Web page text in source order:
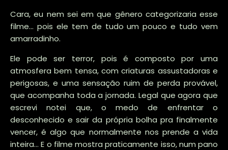
Cara, eu nem sei em que gênero categorizaria esse
filme... pois ele tem de tudo um pouco e tudo vem
amarradinho.
Ele pode ser terror, pois é composto por uma
atmosfera bem tensa, com criaturas assustadoras e
perigosas, e uma sensação ruim de perda provável,
que acompanha toda a jornada. Legal que agora que
escrevi notei que, o medo de enfrentar o
desconhecido e sair da própria bolha pra finalmente
vencer, é algo que normalmente nos prende a vida
inteira... E o filme mostra praticamente isso, num pano